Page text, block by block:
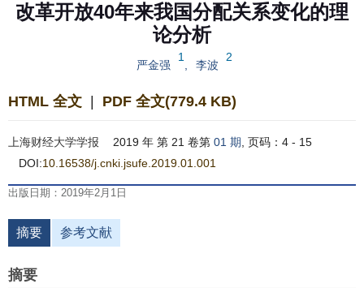
改革开放40年来我国分配关系变化的理
论分析
严金强
1
李波
2
HTML 全文 PDF 全文(779.4 KB)
上海财经大学学报 2019 年 第 21 卷第 01 期 , 页码：4 - 15
DOI:10.16538/j.cnki.jsufe.2019.01.001
出版日期：2019年2月1日
摘要 参考文献
摘要